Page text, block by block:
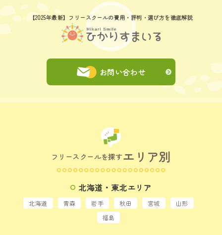
【2025年最新】フリースクールの費用 ・評判・選び方を徹底解説
お問い合わせ
フリースクールを探すエリア別
北海道・東北エリア
北海道 青森 岩手 秋田 宮城
山形
福島